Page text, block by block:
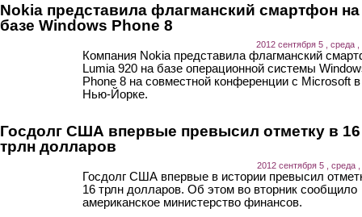
Nokia представила флагманский смартфон на
базе Windows Phone 8
2012 сентября 5 , среда ,
Компания Nokia представила флагманский
Lumia 920 на базе операционной системы
Phone 8 на совместной конференции с Microsoft в
Нью-Йорке.
Госдолг США впервые превысил отметку в 16
трлн долларов
2012 сентября 5 , среда ,
Госдолг США впервые в истории превысил
16 трлн долларов. Об этом во вторник сообщило
американское министерство финансов.